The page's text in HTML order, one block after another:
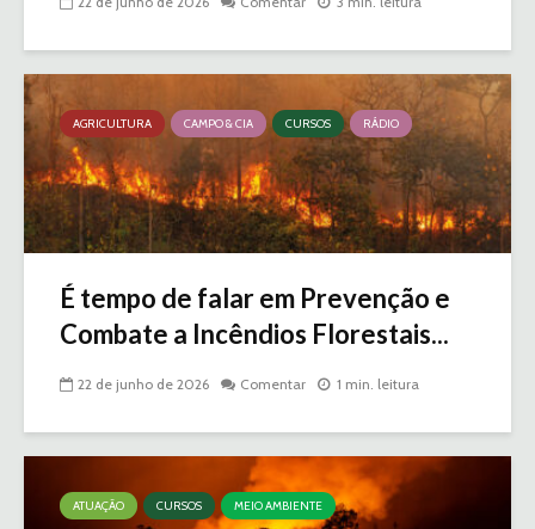
AGRICULTURA CAMPO & CIA CURSOS RÁDIO
É tempo de falar em Prevenção e
Combate a Incêndios Florestais...
22 de junho de 2026 Comentar 1 min. leitura
ATUAÇÃO CURSOS MEIO AMBIENTE